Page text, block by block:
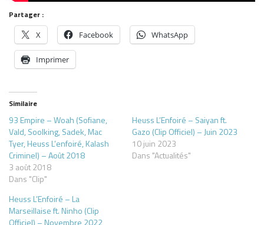
Partager :
X Facebook WhatsApp
Imprimer
Similaire
93 Empire – Woah (Sofiane,
Vald, Soolking, Sadek, Mac
Tyer, Heuss L’enfoiré, Kalash
Criminel) – Août 2018
3 août 2018
Dans "Clip"
Heuss L’Enfoiré – Saiyan ft.
Gazo (Clip Officiel) – Juin 2023
10 juin 2023
Dans "Actualités"
Heuss L’Enfoiré – La
Marseillaise ft. Ninho (Clip
Officiel) – Novembre 2022